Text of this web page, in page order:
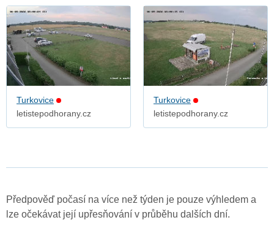
Turkovice
letistepodhorany.cz
Turkovice
letistepodhorany.cz
Předpověď počasí na více než týden je pouze výhledem a
lze očekávat její upřesňování v průběhu dalších dní.